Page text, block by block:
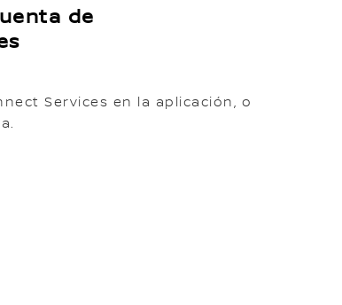
de
Services en la aplicación, o